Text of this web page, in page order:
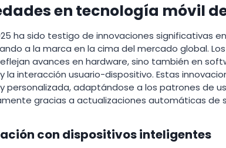
en tecnología móvil
ha sido testigo de innovaciones significativas
a la marca en la cima del mercado global.
avances en hardware, sino también en
la interacción usuario-dispositivo. Estas
personalizada, adaptándose a los patrones de
gracias a actualizaciones automáticas de
con dispositivos inteligentes